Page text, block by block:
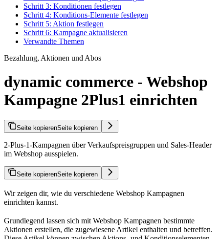
Schritt 3: Konditionen festlegen
Schritt 4: Konditions-Elemente festlegen
Schritt 5: Aktion festlegen
Schritt 6: Kampagne aktualisieren
Verwandte Themen
Bezahlung, Aktionen und Abos
dynamic commerce - Webshop
Kampagne 2Plus1 einrichten
Seite kopierenSeite kopieren
2-Plus-1-Kampagnen über Verkaufspreisgruppen und Sales-Header
im Webshop ausspielen.
Seite kopierenSeite kopieren
Wir zeigen dir, wie du verschiedene Webshop Kampagnen
einrichten kannst.
Grundlegend lassen sich mit Webshop Kampagnen bestimmte
Aktionen erstellen, die zugewiesene Artikel enthalten und betreffen.